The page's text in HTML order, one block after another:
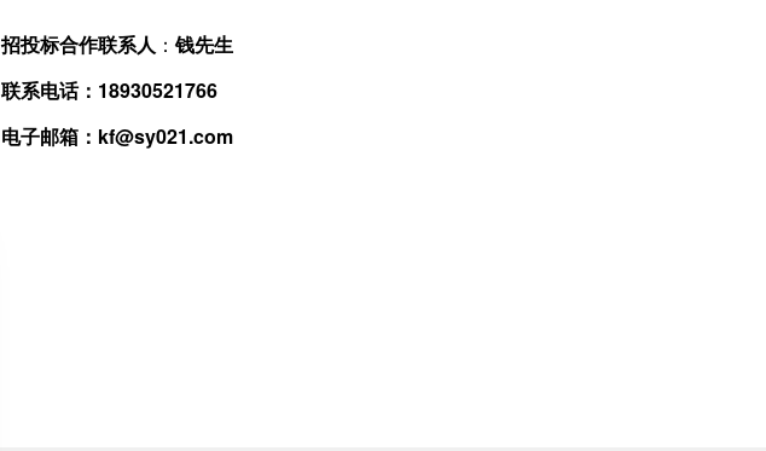
招投标合作联系人 ：钱先生
联系电话： 18930521766
电子邮箱： kf@sy021.com